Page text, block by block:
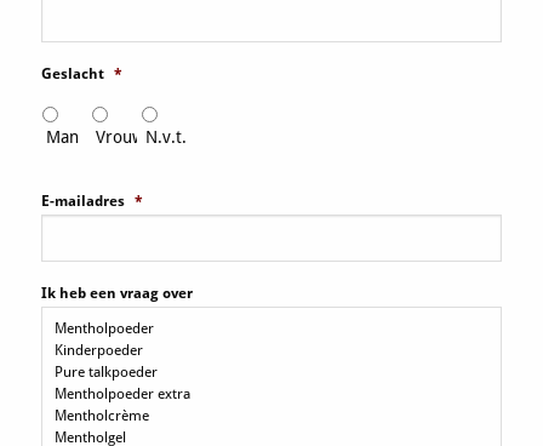
Geslacht *
Man Vrouw N.v.t.
E-mailadres *
Ik heb een vraag over